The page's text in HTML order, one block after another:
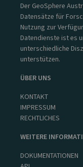
Der GeoSphere
Datensätze für
Nutzung zur
Datendienste ist es
unterschiedliche
unterstützen.
ÜBER UNS
KONTAKT
IMPRESSUM
RECHTLICHES
WEITERE
DOKUMENTATIONEN